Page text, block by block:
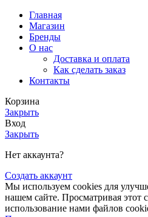
Главная
Магазин
Бренды
О нас
Доставка и оплата
Как сделать заказ
Контакты
Корзина
Закрыть
Вход
Закрыть
Нет аккаунта?
Создать аккаунт
Мы используем cookies для
нашем сайте. Просматривая этот
использование нами файлов